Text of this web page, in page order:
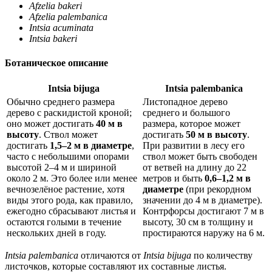
Afzelia bakeri
Afzelia palembanica
Intsia acuminata
Intsia bakeri
Ботаническое описание
Intsia bijuga
Intsia palembanica
Обычно среднего размера
дерево с раскидистой кроной;
оно может достигать 40 м в
высоту. Ствол может
достигать 1,5–2 м в диаметре,
часто с небольшими опорами
высотой 2–4 м и шириной
около 2 м. Это более или менее
вечнозелёное растение, хотя
виды этого рода, как правило,
ежегодно сбрасывают листья и
остаются голыми в течение
нескольких дней в году.
Листопадное дерево
среднего и большого
размера, которое может
достигать 50 м в высоту.
При развитии в лесу его
ствол может быть свободен
от ветвей на длину до 22
метров и быть 0,6–1,2 м в
диаметре (при рекордном
значении до 4 м в диаметре).
Контрфорсы достигают 7 м в
высоту, 30 см в толщину и
простираются наружу на 6 м.
Intsia palembanica отличаются от Intsia bijuga по количеству
листочков, которые составляют их составные листья.